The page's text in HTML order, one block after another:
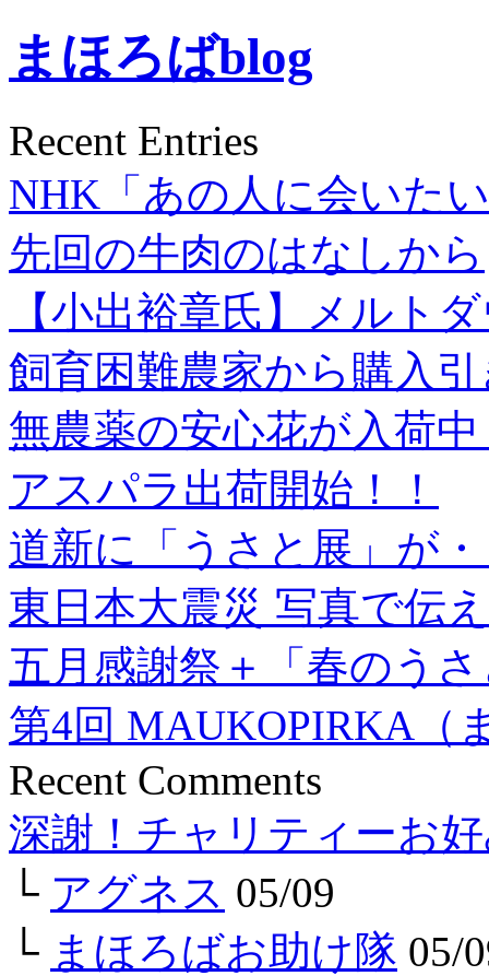
まほろばblog
Recent Entries
NHK「あの人に会いた
先回の牛肉のはなしから
【小出裕章氏】メルト
飼育困難農家から購入
無農薬の安心花が入荷
アスパラ出荷開始！！
道新に「うさと展」が
東日本大震災 写真で伝
五月感謝祭＋「春のう
第4回 MAUKOPIRKA（
Recent Comments
深謝！チャリティーお
└ アグネス 05/09
└ まほろばお助け隊 05/